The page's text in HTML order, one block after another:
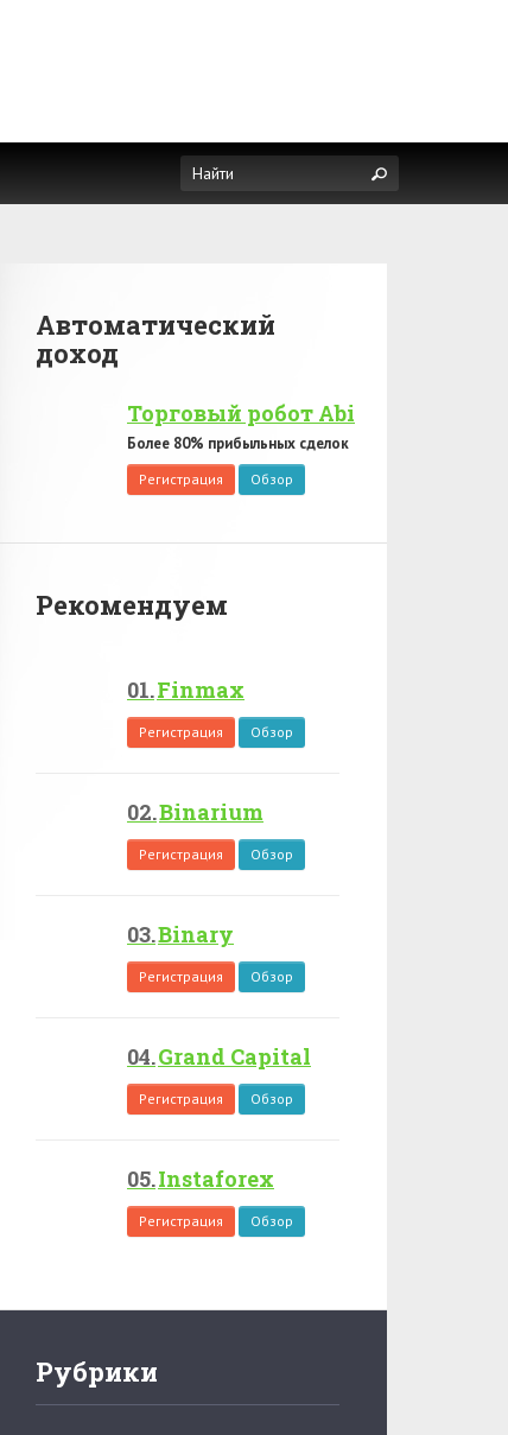
Автоматический
доход
Торговый робот Abi
Более 80% прибыльных сделок
Регистрация Обзор
Рекомендуем
Finmax
Регистрация Обзор
Binarium
Регистрация Обзор
Binary
Регистрация Обзор
Grand Capital
Регистрация Обзор
Instaforex
Регистрация Обзор
Рубрики